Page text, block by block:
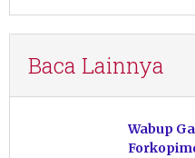
Baca Lainnya
Wabup